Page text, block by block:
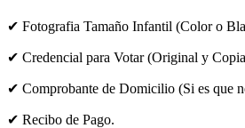
✔ Fotografia Tamaño Infantil (Color o
✔ Credencial para Votar (Original y
✔ Comprobante de Domicilio (Si es que
✔ Recibo de Pago.